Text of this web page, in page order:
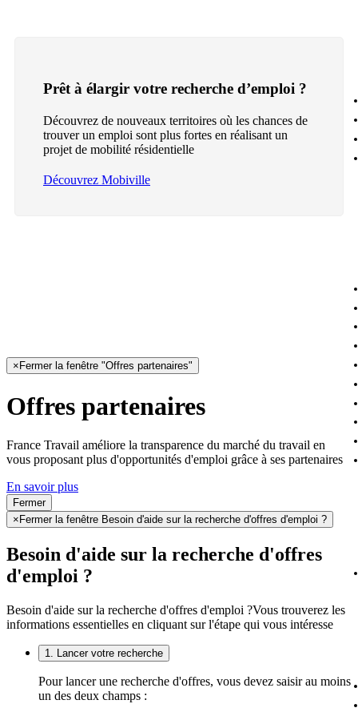
Prêt à élargir votre recherche d’emploi ?
Découvrez de nouveaux territoires où les chances de
trouver un emploi sont plus fortes en réalisant un
projet de mobilité résidentielle
Découvrez Mobiville
× Fermer la fenêtre "Offres partenaires"
Offres partenaires
France Travail améliore la transparence du marché du travail en
vous proposant plus d'opportunités d'emploi grâce à ses partenaires
En savoir plus
Fermer
× Fermer la fenêtre Besoin d'aide sur la recherche d'offres d'emploi ?
Besoin d'aide sur la recherche d'offres
d'emploi ?
Besoin d'aide sur la recherche d'offres d'emploi ?Vous trouverez les
informations essentielles en cliquant sur l'étape qui vous intéresse
1. Lancer votre recherche
Pour lancer une recherche d'offres, vous devez saisir au moins
un des deux champs :